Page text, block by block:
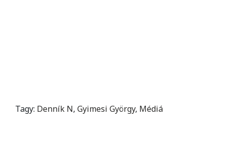
Tagy: Denník N, Gyimesi György, Médiá